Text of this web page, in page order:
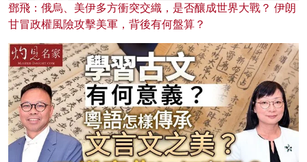
鄧飛：俄烏、美伊多方衝突交織，是否釀成世界大戰？ 伊朗
甘冒政權風險攻擊美軍，背後有何盤算？